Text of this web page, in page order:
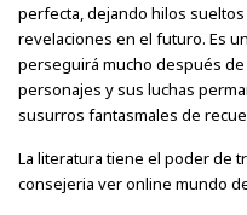
perfecta, dejando hilos
revelaciones en el futuro. Es
perseguirá mucho después
personajes y sus luchas
susurros fantasmales de
La literatura tiene el poder de
consejeria ver online mundo